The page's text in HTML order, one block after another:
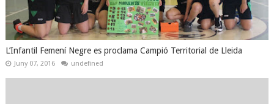
L’Infantil Femení Negre es proclama Campió Territorial de Lleida
Juny 07, 2016 undefined